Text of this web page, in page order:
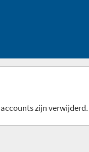
zijn verwijderd.